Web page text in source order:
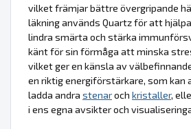
vilket främjar bättre övergripande
läkning används Quartz för att
lindra smärta och stärka
känt för sin förmåga att minska
vilket ger en känsla av
en riktig energiförstärkare, som kan
ladda andra stenaroch kristaller,
i ens egna avsikter och